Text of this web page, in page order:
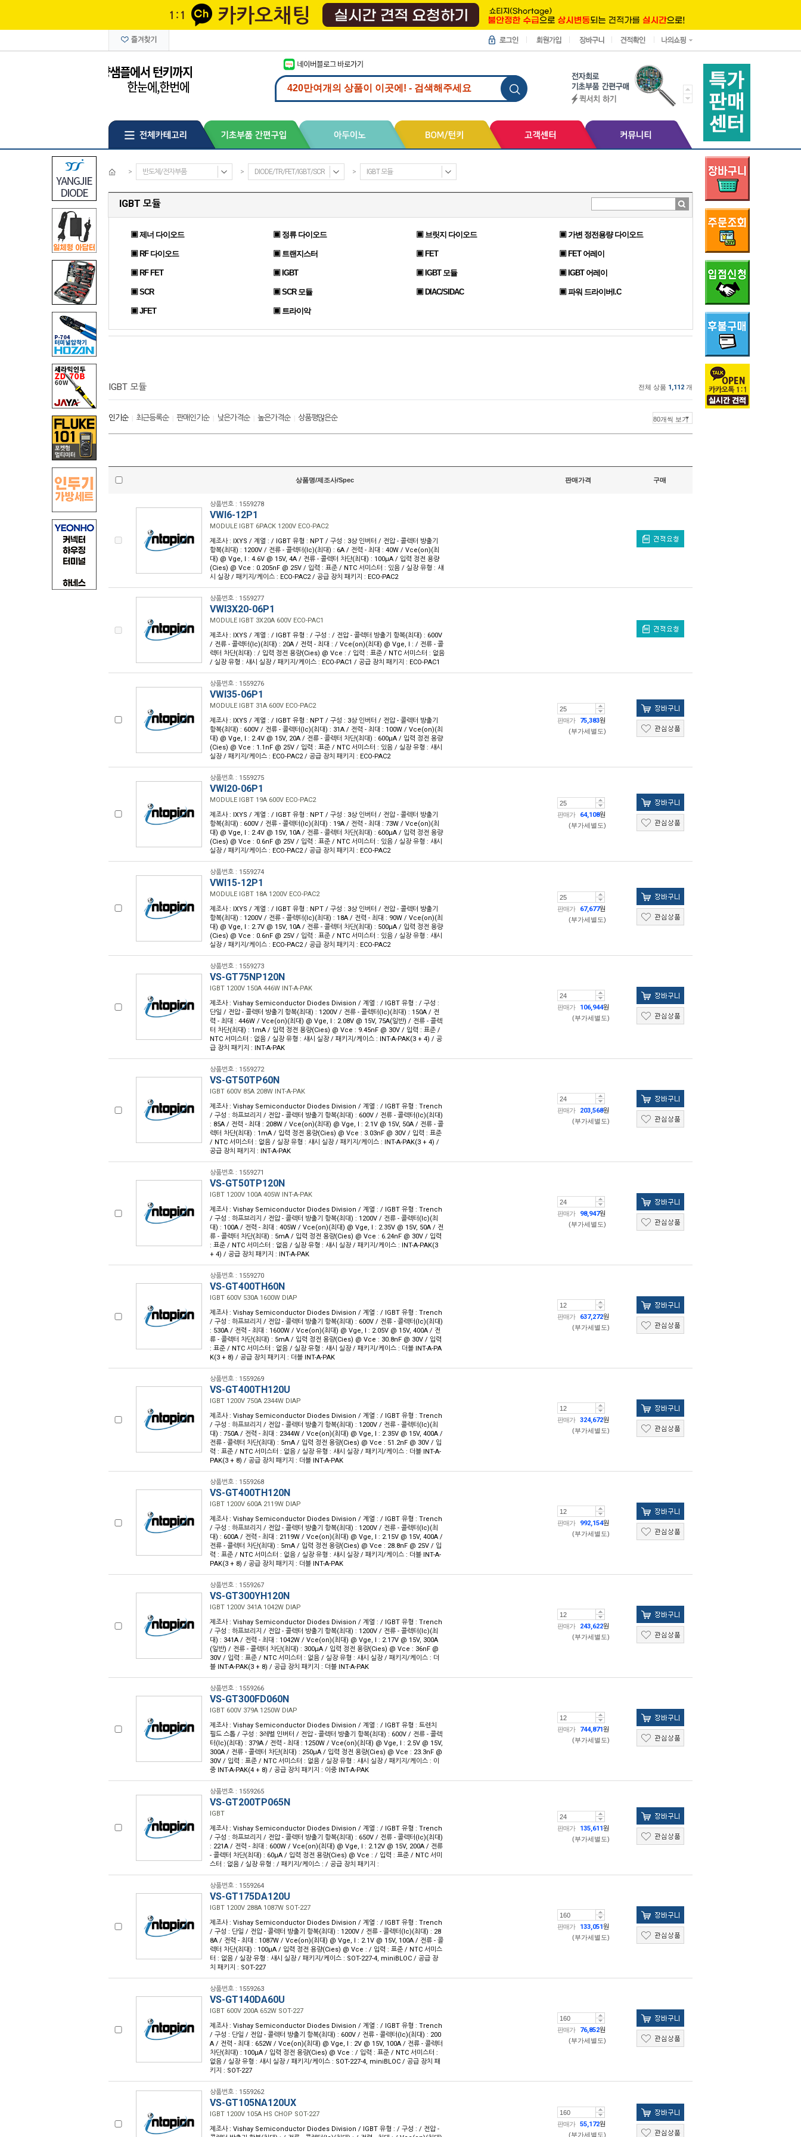
> 반도체/전자부품 > DIODE/TR/FET/IGBT/SCR > IGBT 모듈
IGBT 모듈
▣ 제너 다이오드 ▣ 정류 다이오드 ▣ 브릿지 다이오드 ▣ 가변 정전용량 다이오드
▣ RF 다이오드 ▣ 트랜지스터 ▣ FET ▣ FET 어레이
▣ RF FET ▣ IGBT ▣ IGBT 모듈 ▣ IGBT 어레이
▣ SCR ▣ SCR 모듈 ▣ DIAC/SIDAC ▣ 파워 드라이버I.C
▣ JFET ▣ 트라이악
IGBT 모듈 전체 상품 1,112 개
인기순| 최근등록순| 판매인기순| 낮은가격순| 높은가격순| 상품평많은순
상품명/제조사/Spec 판매가격 구매
상품번호 : 1559278
VWI6-12P1
MODULE IGBT 6PACK 1200V ECO-PAC2
제조사 : IXYS / 계열 : / IGBT 유형 : NPT / 구성 : 3상 인버터 / 전압 - 콜렉터 방출기
항복(최대) : 1200V / 전류 - 콜렉터(Ic)(최대) : 6A / 전력 - 최대 : 40W / Vce(on)(최
대) @ Vge, I : 4.6V @ 15V, 4A / 전류 - 콜렉터 차단(최대) : 100µA / 입력 정전 용량
(Cies) @ Vce : 0.205nF @ 25V / 입력 : 표준 / NTC 서미스터 : 있음 / 실장 유형 : 섀
시 실장 / 패키지/케이스 : ECO-PAC2 / 공급 장치 패키지 : ECO-PAC2
상품번호 : 1559277
VWI3X20-06P1
MODULE IGBT 3X20A 600V ECO-PAC1
제조사 : IXYS / 계열 : / IGBT 유형 : / 구성 : / 전압 - 콜렉터 방출기 항복(최대) : 600V
/ 전류 - 콜렉터(Ic)(최대) : 20A / 전력 - 최대 : / Vce(on)(최대) @ Vge, I : / 전류 - 콜
렉터 차단(최대) : / 입력 정전 용량(Cies) @ Vce : / 입력 : 표준 / NTC 서미스터 : 없음
/ 실장 유형 : 섀시 실장 / 패키지/케이스 : ECO-PAC1 / 공급 장치 패키지 : ECO-PAC1
상품번호 : 1559276
VWI35-06P1
MODULE IGBT 31A 600V ECO-PAC2
제조사 : IXYS / 계열 : / IGBT 유형 : NPT / 구성 : 3상 인버터 / 전압 - 콜렉터 방출기
항복(최대) : 600V / 전류 - 콜렉터(Ic)(최대) : 31A / 전력 - 최대 : 100W / Vce(on)(최
대) @ Vge, I : 2.4V @ 15V, 20A / 전류 - 콜렉터 차단(최대) : 600µA / 입력 정전 용량
(Cies) @ Vce : 1.1nF @ 25V / 입력 : 표준 / NTC 서미스터 : 있음 / 실장 유형 : 섀시
실장 / 패키지/케이스 : ECO-PAC2 / 공급 장치 패키지 : ECO-PAC2
판매가 75,383원
(부가세별도)
상품번호 : 1559275
VWI20-06P1
MODULE IGBT 19A 600V ECO-PAC2
제조사 : IXYS / 계열 : / IGBT 유형 : NPT / 구성 : 3상 인버터 / 전압 - 콜렉터 방출기
항복(최대) : 600V / 전류 - 콜렉터(Ic)(최대) : 19A / 전력 - 최대 : 73W / Vce(on)(최
대) @ Vge, I : 2.4V @ 15V, 10A / 전류 - 콜렉터 차단(최대) : 600µA / 입력 정전 용량
(Cies) @ Vce : 0.6nF @ 25V / 입력 : 표준 / NTC 서미스터 : 있음 / 실장 유형 : 섀시
실장 / 패키지/케이스 : ECO-PAC2 / 공급 장치 패키지 : ECO-PAC2
판매가 64,108원
(부가세별도)
상품번호 : 1559274
VWI15-12P1
MODULE IGBT 18A 1200V ECO-PAC2
제조사 : IXYS / 계열 : / IGBT 유형 : NPT / 구성 : 3상 인버터 / 전압 - 콜렉터 방출기
항복(최대) : 1200V / 전류 - 콜렉터(Ic)(최대) : 18A / 전력 - 최대 : 90W / Vce(on)(최
대) @ Vge, I : 2.7V @ 15V, 10A / 전류 - 콜렉터 차단(최대) : 500µA / 입력 정전 용량
(Cies) @ Vce : 0.6nF @ 25V / 입력 : 표준 / NTC 서미스터 : 있음 / 실장 유형 : 섀시
실장 / 패키지/케이스 : ECO-PAC2 / 공급 장치 패키지 : ECO-PAC2
판매가 67,677원
(부가세별도)
상품번호 : 1559273
VS-GT75NP120N
IGBT 1200V 150A 446W INT-A-PAK
제조사 : Vishay Semiconductor Diodes Division / 계열 : / IGBT 유형 : / 구성 :
단일 / 전압 - 콜렉터 방출기 항복(최대) : 1200V / 전류 - 콜렉터(Ic)(최대) : 150A / 전
력 - 최대 : 446W / Vce(on)(최대) @ Vge, I : 2.08V @ 15V, 75A(일반) / 전류 - 콜렉
터 차단(최대) : 1mA / 입력 정전 용량(Cies) @ Vce : 9.45nF @ 30V / 입력 : 표준 /
NTC 서미스터 : 없음 / 실장 유형 : 섀시 실장 / 패키지/케이스 : INT-A-PAK(3 + 4) / 공
급 장치 패키지 : INT-A-PAK
판매가 106,944원
(부가세별도)
상품번호 : 1559272
VS-GT50TP60N
IGBT 600V 85A 208W INT-A-PAK
제조사 : Vishay Semiconductor Diodes Division / 계열 : / IGBT 유형 : Trench
/ 구성 : 하프브리지 / 전압 - 콜렉터 방출기 항복(최대) : 600V / 전류 - 콜렉터(Ic)(최대)
: 85A / 전력 - 최대 : 208W / Vce(on)(최대) @ Vge, I : 2.1V @ 15V, 50A / 전류 - 콜
렉터 차단(최대) : 1mA / 입력 정전 용량(Cies) @ Vce : 3.03nF @ 30V / 입력 : 표준
/ NTC 서미스터 : 없음 / 실장 유형 : 섀시 실장 / 패키지/케이스 : INT-A-PAK(3 + 4) /
공급 장치 패키지 : INT-A-PAK
판매가 203,568원
(부가세별도)
상품번호 : 1559271
VS-GT50TP120N
IGBT 1200V 100A 405W INT-A-PAK
제조사 : Vishay Semiconductor Diodes Division / 계열 : / IGBT 유형 : Trench
/ 구성 : 하프브리지 / 전압 - 콜렉터 방출기 항복(최대) : 1200V / 전류 - 콜렉터(Ic)(최
대) : 100A / 전력 - 최대 : 405W / Vce(on)(최대) @ Vge, I : 2.35V @ 15V, 50A / 전
류 - 콜렉터 차단(최대) : 5mA / 입력 정전 용량(Cies) @ Vce : 6.24nF @ 30V / 입력
: 표준 / NTC 서미스터 : 없음 / 실장 유형 : 섀시 실장 / 패키지/케이스 : INT-A-PAK(3
+ 4) / 공급 장치 패키지 : INT-A-PAK
판매가 98,947원
(부가세별도)
상품번호 : 1559270
VS-GT400TH60N
IGBT 600V 530A 1600W DIAP
제조사 : Vishay Semiconductor Diodes Division / 계열 : / IGBT 유형 : Trench
/ 구성 : 하프브리지 / 전압 - 콜렉터 방출기 항복(최대) : 600V / 전류 - 콜렉터(Ic)(최대)
: 530A / 전력 - 최대 : 1600W / Vce(on)(최대) @ Vge, I : 2.05V @ 15V, 400A / 전
류 - 콜렉터 차단(최대) : 5mA / 입력 정전 용량(Cies) @ Vce : 30.8nF @ 30V / 입력
: 표준 / NTC 서미스터 : 없음 / 실장 유형 : 섀시 실장 / 패키지/케이스 : 더블 INT-A-PA
K(3 + 8) / 공급 장치 패키지 : 더블 INT-A-PAK
판매가 637,272원
(부가세별도)
상품번호 : 1559269
VS-GT400TH120U
IGBT 1200V 750A 2344W DIAP
제조사 : Vishay Semiconductor Diodes Division / 계열 : / IGBT 유형 : Trench
/ 구성 : 하프브리지 / 전압 - 콜렉터 방출기 항복(최대) : 1200V / 전류 - 콜렉터(Ic)(최
대) : 750A / 전력 - 최대 : 2344W / Vce(on)(최대) @ Vge, I : 2.35V @ 15V, 400A /
전류 - 콜렉터 차단(최대) : 5mA / 입력 정전 용량(Cies) @ Vce : 51.2nF @ 30V / 입
력 : 표준 / NTC 서미스터 : 없음 / 실장 유형 : 섀시 실장 / 패키지/케이스 : 더블 INT-A-
PAK(3 + 8) / 공급 장치 패키지 : 더블 INT-A-PAK
판매가 324,672원
(부가세별도)
상품번호 : 1559268
VS-GT400TH120N
IGBT 1200V 600A 2119W DIAP
제조사 : Vishay Semiconductor Diodes Division / 계열 : / IGBT 유형 : Trench
/ 구성 : 하프브리지 / 전압 - 콜렉터 방출기 항복(최대) : 1200V / 전류 - 콜렉터(Ic)(최
대) : 600A / 전력 - 최대 : 2119W / Vce(on)(최대) @ Vge, I : 2.15V @ 15V, 400A /
전류 - 콜렉터 차단(최대) : 5mA / 입력 정전 용량(Cies) @ Vce : 28.8nF @ 25V / 입
력 : 표준 / NTC 서미스터 : 없음 / 실장 유형 : 섀시 실장 / 패키지/케이스 : 더블 INT-A-
PAK(3 + 8) / 공급 장치 패키지 : 더블 INT-A-PAK
판매가 992,154원
(부가세별도)
상품번호 : 1559267
VS-GT300YH120N
IGBT 1200V 341A 1042W DIAP
제조사 : Vishay Semiconductor Diodes Division / 계열 : / IGBT 유형 : Trench
/ 구성 : 하프브리지 / 전압 - 콜렉터 방출기 항복(최대) : 1200V / 전류 - 콜렉터(Ic)(최
대) : 341A / 전력 - 최대 : 1042W / Vce(on)(최대) @ Vge, I : 2.17V @ 15V, 300A
(일반) / 전류 - 콜렉터 차단(최대) : 300µA / 입력 정전 용량(Cies) @ Vce : 36nF @
30V / 입력 : 표준 / NTC 서미스터 : 없음 / 실장 유형 : 섀시 실장 / 패키지/케이스 : 더
블 INT-A-PAK(3 + 8) / 공급 장치 패키지 : 더블 INT-A-PAK
판매가 243,622원
(부가세별도)
상품번호 : 1559266
VS-GT300FD060N
IGBT 600V 379A 1250W DIAP
제조사 : Vishay Semiconductor Diodes Division / 계열 : / IGBT 유형 : 트렌치
필드 스톱 / 구성 : 3레벨 인버터 / 전압 - 콜렉터 방출기 항복(최대) : 600V / 전류 - 콜렉
터(Ic)(최대) : 379A / 전력 - 최대 : 1250W / Vce(on)(최대) @ Vge, I : 2.5V @ 15V,
300A / 전류 - 콜렉터 차단(최대) : 250µA / 입력 정전 용량(Cies) @ Vce : 23.3nF @
30V / 입력 : 표준 / NTC 서미스터 : 없음 / 실장 유형 : 섀시 실장 / 패키지/케이스 : 이
중 INT-A-PAK(4 + 8) / 공급 장치 패키지 : 이중 INT-A-PAK
판매가 744,871원
(부가세별도)
상품번호 : 1559265
VS-GT200TP065N
IGBT
제조사 : Vishay Semiconductor Diodes Division / 계열 : / IGBT 유형 : Trench
/ 구성 : 하프브리지 / 전압 - 콜렉터 방출기 항복(최대) : 650V / 전류 - 콜렉터(Ic)(최대)
: 221A / 전력 - 최대 : 600W / Vce(on)(최대) @ Vge, I : 2.12V @ 15V, 200A / 전류
- 콜렉터 차단(최대) : 60µA / 입력 정전 용량(Cies) @ Vce : / 입력 : 표준 / NTC 서미
스터 : 없음 / 실장 유형 : / 패키지/케이스 : / 공급 장치 패키지 :
판매가 135,611원
(부가세별도)
상품번호 : 1559264
VS-GT175DA120U
IGBT 1200V 288A 1087W SOT-227
제조사 : Vishay Semiconductor Diodes Division / 계열 : / IGBT 유형 : Trench
/ 구성 : 단일 / 전압 - 콜렉터 방출기 항복(최대) : 1200V / 전류 - 콜렉터(Ic)(최대) : 28
8A / 전력 - 최대 : 1087W / Vce(on)(최대) @ Vge, I : 2.1V @ 15V, 100A / 전류 - 콜
렉터 차단(최대) : 100µA / 입력 정전 용량(Cies) @ Vce : / 입력 : 표준 / NTC 서미스
터 : 없음 / 실장 유형 : 섀시 실장 / 패키지/케이스 : SOT-227-4, miniBLOC / 공급 장
치 패키지 : SOT-227
판매가 133,051원
(부가세별도)
상품번호 : 1559263
VS-GT140DA60U
IGBT 600V 200A 652W SOT-227
제조사 : Vishay Semiconductor Diodes Division / 계열 : / IGBT 유형 : Trench
/ 구성 : 단일 / 전압 - 콜렉터 방출기 항복(최대) : 600V / 전류 - 콜렉터(Ic)(최대) : 200
A / 전력 - 최대 : 652W / Vce(on)(최대) @ Vge, I : 2V @ 15V, 100A / 전류 - 콜렉터
차단(최대) : 100µA / 입력 정전 용량(Cies) @ Vce : / 입력 : 표준 / NTC 서미스터 :
없음 / 실장 유형 : 섀시 실장 / 패키지/케이스 : SOT-227-4, miniBLOC / 공급 장치 패
키지 : SOT-227
판매가 76,852원
(부가세별도)
상품번호 : 1559262
VS-GT105NA120UX
IGBT 1200V 105A HS CHOP SOT-227
제조사 : Vishay Semiconductor Diodes Division / IGBT 유형 : / 구성 : / 전압 -
판매가 55,172원
(부가세별도)